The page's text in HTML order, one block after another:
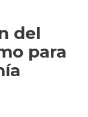
del
para